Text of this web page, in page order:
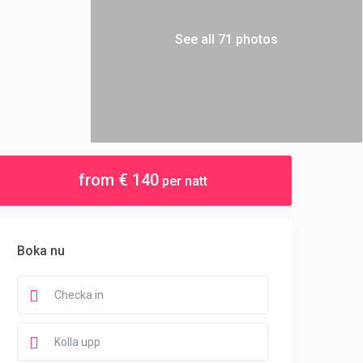
See all 71 photos
from € 140per natt
Boka nu